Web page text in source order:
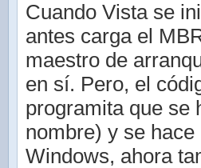
Cuando Vista se
antes carga el
maestro de
en sí. Pero, el
programita que se
nombre) y se
Windows, ahora